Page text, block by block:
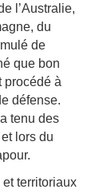
l’Australie,
du
de
que bon
procédé à
défense.
tenu des
lors du
territoriaux